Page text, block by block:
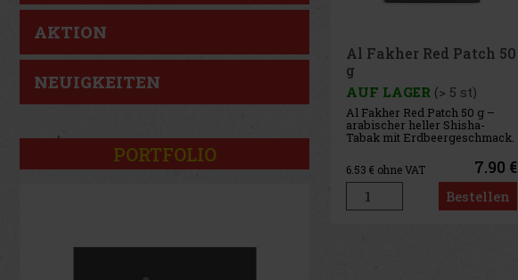
AKTION
NEUIGKEITEN
PORTFOLIO
Al Fakher Red Patch 50
AUF LAGER
Tabak mit Erdbeergeschmack.
6.53€ ohne VAT 7.90 €
Al Fakher The Double
Crunch 50 g
AUF LAGER(> 5 st)
Al Fakher The Double Crunch
50 g – heller arabischer
Shisha-Tabak mit dem
6.53 € ohne VAT 7.90 €
Bestellen